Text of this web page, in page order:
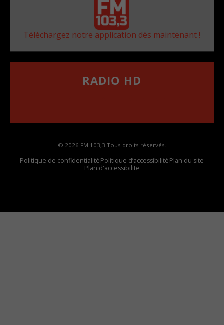
Téléchargez notre application dès maintenant !
RADIO HD
© 2026 FM 103,3 Tous droits réservés.
Politique de confidentialitéPolitique d’accessibilitéPlan du site
Plan d'accessibilite